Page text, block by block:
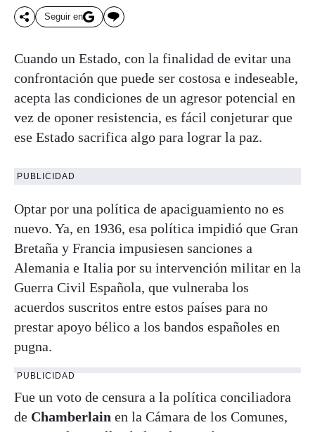
Seguir en
Cuando un Estado, con la finalidad de evitar una
confrontación que puede ser costosa e indeseable,
acepta las condiciones de un agresor potencial en
vez de oponer resistencia, es fácil conjeturar que
ese Estado sacrifica algo para lograr la paz.
PUBLICIDAD
Optar por una política de apaciguamiento no es
nuevo. Ya, en 1936, esa política impidió que Gran
Bretaña y Francia impusiesen sanciones a
Alemania e Italia por su intervención militar en la
Guerra Civil Española, que vulneraba los
acuerdos suscritos entre estos países para no
prestar apoyo bélico a los bandos españoles en
pugna.
PUBLICIDAD
Fue un voto de censura a la política conciliadora
de Chamberlain en la Cámara de los Comunes,